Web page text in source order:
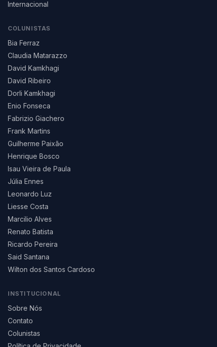
Internacional
COLUNISTAS
Bia Ferraz
Claudia Matarazzo
David Kamkhagi
David Ribeiro
Dorli Kamkhagi
Enio Fonseca
Fabrizio Giachero
Frank Martins
Guilherme Paixão
Henrique Bosco
Isau Vieira de Paula
Júlia Ennes
Leonardo Luz
Liesse Costa
Marcilio Alves
Renato Batista
Ricardo Pereira
Said Santana
Wilton dos Santos Cardoso
INSTITUCIONAL
Sobre Nós
Contato
Colunistas